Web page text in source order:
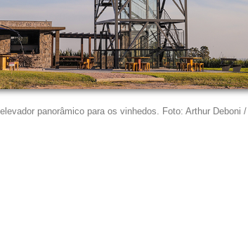
panorâmico para os vinhedos. Foto: Arthur Deboni